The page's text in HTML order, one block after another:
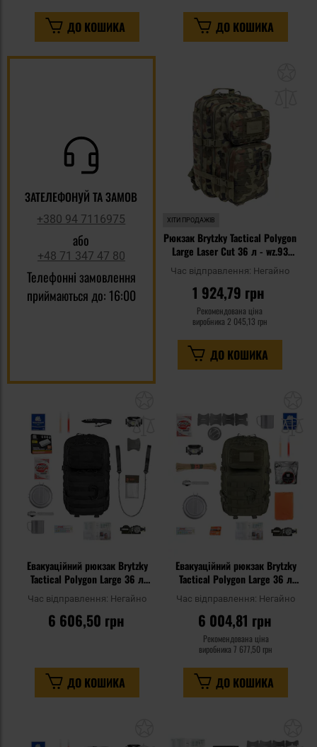
ДО КОШИКА ДО КОШИКА
ЗАТЕЛЕФОНУЙ ТА ЗАМОВ
+380 94 7116975
або
+48 71 347 47 80
Телефонні замовлення
приймаються до: 16:00
ХІТИ ПРОДАЖІВ
Рюкзак Brytzky Tactical Polygon
Large Laser Cut 36 л - wz.93
Pantera PL Woodland
Час відправлення: Негайно
1 924,79 грн
Рекомендована ціна
виробника 2 045,13 грн
ДО КОШИКА
списку
уподобань
Евакуаційний рюкзак Brytzky
Tactical Polygon Large 36 л
Black Medium - зі
спорядженням
Час відправлення: Негайно
6 606,50 грн
ДО КОШИКА
Евакуаційний рюкзак Brytzky
Tactical Polygon Large 36 л
Olive Medium V2 - зі
спорядженням
Час відправлення: Негайно
6 004,81 грн
Рекомендована ціна
виробника 7 677,50 грн
ДО КОШИКА